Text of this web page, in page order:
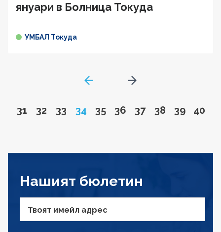
януари в Болница Токуда
УМБАЛ Токуда
GoToPreviousPage
Go to page
31 Go to page
32 Go to page
33 Page
34 Go to page
35 Go to page
36 Go to page
37 Go to page
38 Go to
39 Go
40
Go to next page
Нашият бюлетин
Твоят имейл адрес